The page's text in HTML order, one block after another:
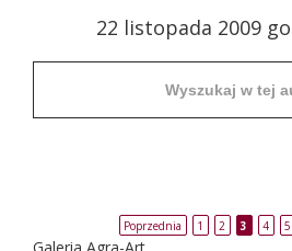
22 listopada 2009
Poprzednia 1 2 3 4 5